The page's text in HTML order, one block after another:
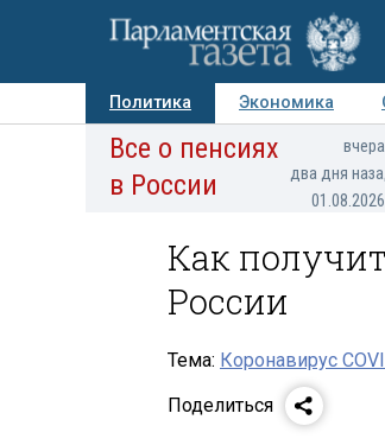
Политика Экономика
Авторы Персоны
Все о пенсиях
в России
вчера
два дня
01.08.2026
Как
России
Тема: Коронавирус
Поделиться